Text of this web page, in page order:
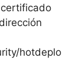
hotdeplo